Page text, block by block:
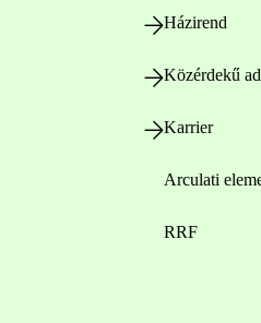
Házirend
Közérdekű
Karrier
Arculati
RRF